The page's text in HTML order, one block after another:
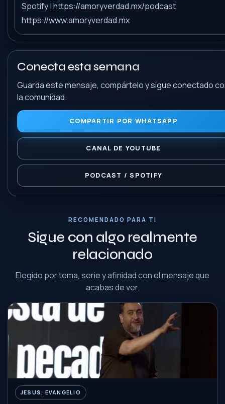
Spotify | https://amoryverdad.mx/podcast
https://www.amoryverdad.mx
Conecta esta semana
Guarda este mensaje, compártelo y sigue conectado
la comunidad.
COMPARTIR POR WHATSAPP
CANAL DE YOUTUBE
PODCAST / SPOTIFY
RECOMENDADO PARA TI
Sigue con algo realmente
relacionado
Elegido por tema, serie y afinidad con el mensaje que
acabas de ver.
JESUS, EVANGELIO